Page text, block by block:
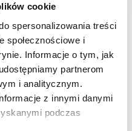
cookie
spersonalizowania treści
społecznościowe i
Informacje o tym, jak
partnerom
i analitycznym.
z innymi danymi
podczas
dyrektor
Drogowego w
się tylko na
Waluda.
Jasińska